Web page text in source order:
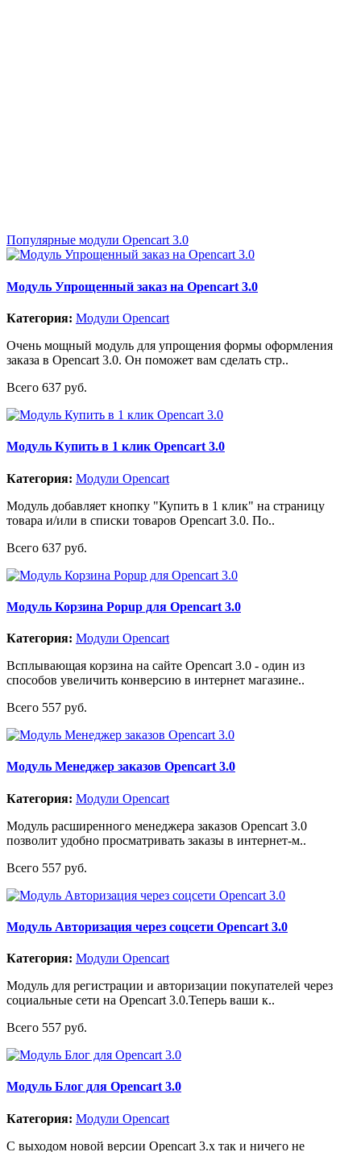
Популярные модули Opencart 3.0
Модуль Упрощенный заказ на Opencart 3.0
Категория: Модули Opencart
Очень мощный модуль для упрощения формы оформления
заказа в Opencart 3.0. Он поможет вам сделать стр..
Всего 637 руб.
Модуль Купить в 1 клик Opencart 3.0
Категория: Модули Opencart
Модуль добавляет кнопку "Купить в 1 клик" на страницу
товара и/или в списки товаров Opencart 3.0. По..
Всего 637 руб.
Модуль Корзина Popup для Opencart 3.0
Категория: Модули Opencart
Всплывающая корзина на сайте Opencart 3.0 - один из
способов увеличить конверсию в интернет магазине..
Всего 557 руб.
Модуль Менеджер заказов Opencart 3.0
Категория: Модули Opencart
Модуль расширенного менеджера заказов Opencart 3.0
позволит удобно просматривать заказы в интернет-м..
Всего 557 руб.
Модуль Авторизация через соцсети Opencart 3.0
Категория: Модули Opencart
Модуль для регистрации и авторизации покупателей через
социальные сети на Opencart 3.0.Теперь ваши к..
Всего 557 руб.
Модуль Блог для Opencart 3.0
Категория: Модули Opencart
С выходом новой версии Opencart 3.x так и ничего не